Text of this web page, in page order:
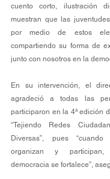
cuento corto, ilustración
muestran que las
por medio de estos
compartiendo su forma de
junto con nosotros en la
En su intervención, el
agradeció a todas las
participaron en la 4ª edición
“Tejiendo Redes
Diversas”, pues
organizan y participan,
democracia se fortalece”,